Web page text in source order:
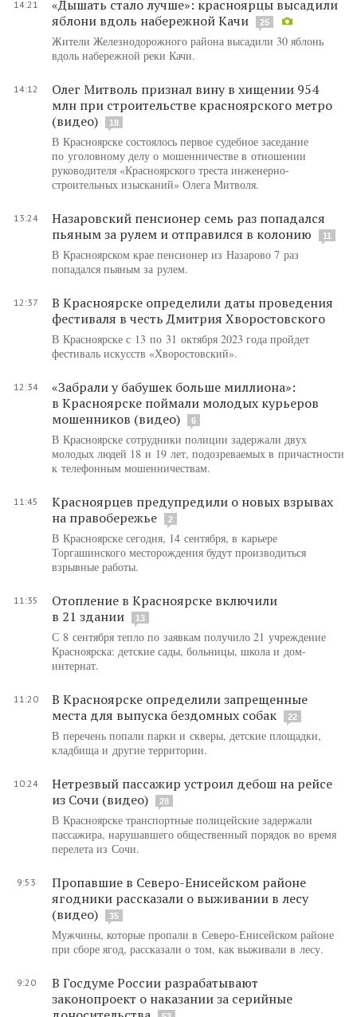
14:21
«Дышать стало лучше»: красноярцы высадили
яблони вдоль набережной Качи
25
Жители Железнодорожного района высадили 30 яблонь
вдоль набережной реки Качи.
14:12
Олег Митволь признал вину в хищении 954
млн при строительстве красноярского метро
(видео)
18
В Красноярске состоялось первое судебное заседание
по уголовному делу о мошенничестве в отношении
руководителя «Красноярского треста инженерно-
строительных изысканий» Олега Митволя.
13:24
Назаровский пенсионер семь раз попадался
пьяным за рулем и отправился в колонию
11
В Красноярском крае пенсионер из Назарово 7 раз
попадался пьяным за рулем.
12:37
В Красноярске определили даты проведения
фестиваля в честь Дмитрия Хворостовского
В Красноярске с 13 по 31 октября 2023 года пройдет
фестиваль искусств «Хворостовский».
12:34
«Забрали у бабушек больше миллиона»:
в Красноярске поймали молодых курьеров
мошенников (видео)
6
В Красноярске сотрудники полиции задержали двух
молодых людей 18 и 19 лет, подозреваемых в причастности
к телефонным мошенничествам.
11:45
Красноярцев предупредили о новых взрывах
на правобережье
2
В Красноярске сегодня, 14 сентября, в карьере
Торгашинского месторождения будут производиться
взрывные работы.
11:35
Отопление в Красноярске включили
в 21 здании
13
С 8 сентября тепло по заявкам получило 21 учреждение
Красноярска: детские сады, больницы, школа и дом-
интернат.
11:20
В Красноярске определили запрещенные
места для выпуска бездомных собак
22
В перечень попали парки и скверы, детские площадки,
кладбища и другие территории.
10:24
Нетрезвый пассажир устроил дебош на рейсе
из Сочи (видео)
28
В Красноярске транспортные полицейские задержали
пассажира, нарушавшего общественный порядок во время
перелета из Сочи.
9:53
Пропавшие в Северо-Енисейском районе
ягодники рассказали о выживании в лесу
(видео)
35
Мужчины, которые пропали в Северо-Енисейском районе
при сборе ягод, рассказали о том, как выживали в лесу.
9:20
В Госдуме России разрабатывают
законопроект о наказании за серийные